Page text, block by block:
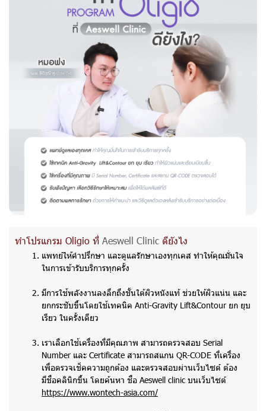
ทำโปรแกรม Oligio ที่ Aeswell Clinic ดียังไง
แพทย์ให้คำปรึกษา และดูแลรักษาเองทุกเคส ทำให้คุณมั่นใจ
ในการเข้ารับบริการทุกครั้ง
มีการใช้พลังงานลงลึกถึงชั้นใต้ผิวหนังแท้ ช่วยให้ผิวแน่น และ
ยกกระชับขึ้นโดยใช้เทคนิค Anti-Gravity Lift&Contour ยก ยุบ
เรียว ในครั้งเดียว
เราเลือกใช้เครื่องที่มีคุณภาพ สามารถตรวจสอบ Serial
Number และ Certificate สามารถสแกน QR-CODE ที่เครื่อง
เพื่อตรวจเช็คความถูกต้อง และตรวจสอบผ่านเว็บไซต์ ต้อง
มีชื่อคลินิกขึ้น โดยค้นหา ชื่อ Aeswell clinic บนเว็บไซต์
https://www.wontech-asia.com/